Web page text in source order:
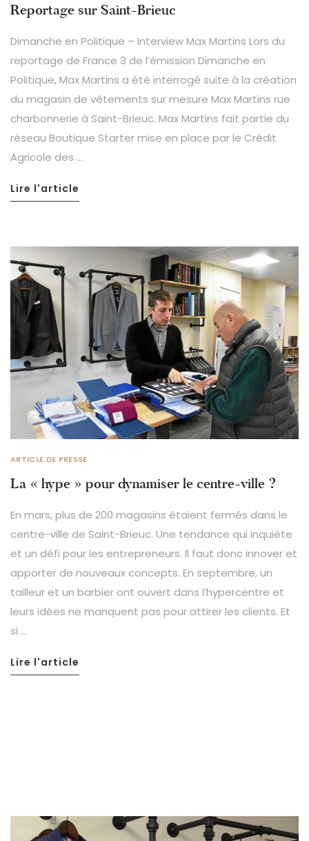
Reportage sur Saint-Brieuc
Dimanche en Politique – Interview Max Martins Lors du
reportage de France 3 de l’émission Dimanche en
Politique, Max Martins a été interrogé suite à la création
du magasin de vêtements sur mesure Max Martins rue
charbonnerie à Saint-Brieuc. Max Martins fait partie du
réseau Boutique Starter mise en place par le Crédit
Agricole des …
Lire l'article
ARTICLE DE PRESSE
La « hype » pour dynamiser le centre-ville ?
En mars, plus de 200 magasins étaient fermés dans le
centre-ville de Saint-Brieuc. Une tendance qui inquiète
et un défi pour les entrepreneurs. Il faut donc innover et
apporter de nouveaux concepts. En septembre, un
tailleur et un barbier ont ouvert dans l’hypercentre et
leurs idées ne manquent pas pour attirer les clients. Et
si …
Lire l'article